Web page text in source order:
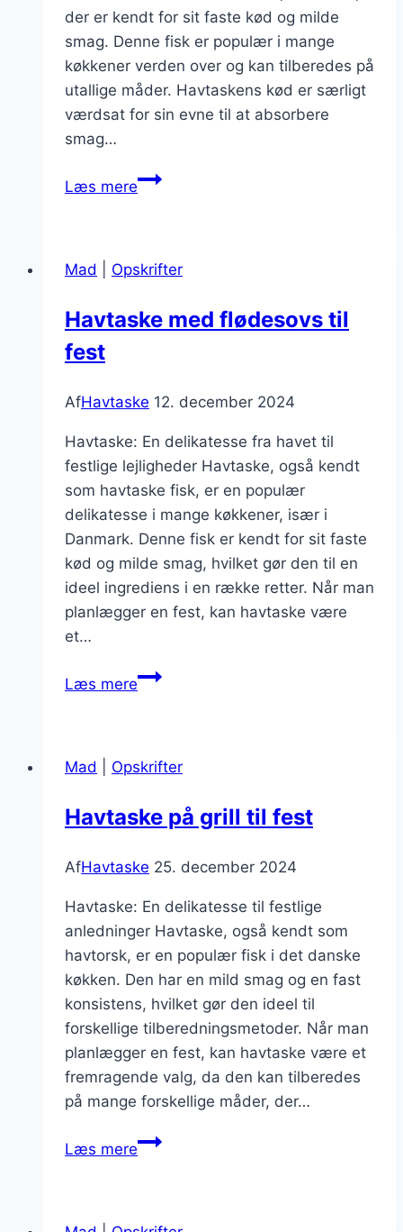
der er kendt for sit faste kød og milde
smag. Denne fisk er populær i mange
køkkener verden over og kan tilberedes på
utallige måder. Havtaskens kød er særligt
værdsat for sin evne til at absorbere
smag…
Læs mereHavtaske
krydderurter
Mad Opskrifter
Havtaske med flødesovs til
fest
AfHavtaske 12. december 2024
Havtaske: En delikatesse fra havet til
festlige lejligheder Havtaske, også kendt
som havtaske fisk, er en populær
delikatesse i mange køkkener, især i
Danmark. Denne fisk er kendt for sit faste
kød og milde smag, hvilket gør den til en
ideel ingrediens i en række retter. Når man
planlægger en fest, kan havtaske være
et…
Læs mereHavtaske
fest
Mad Opskrifter
Havtaske på grill til fest
AfHavtaske 25. december 2024
Havtaske: En delikatesse til festlige
anledninger Havtaske, også kendt som
havtorsk, er en populær fisk i det danske
køkken. Den har en mild smag og en fast
konsistens, hvilket gør den ideel til
forskellige tilberedningsmetoder. Når man
planlægger en fest, kan havtaske være et
fremragende valg, da den kan tilberedes
på mange forskellige måder, der…
Læs mereHavtaske